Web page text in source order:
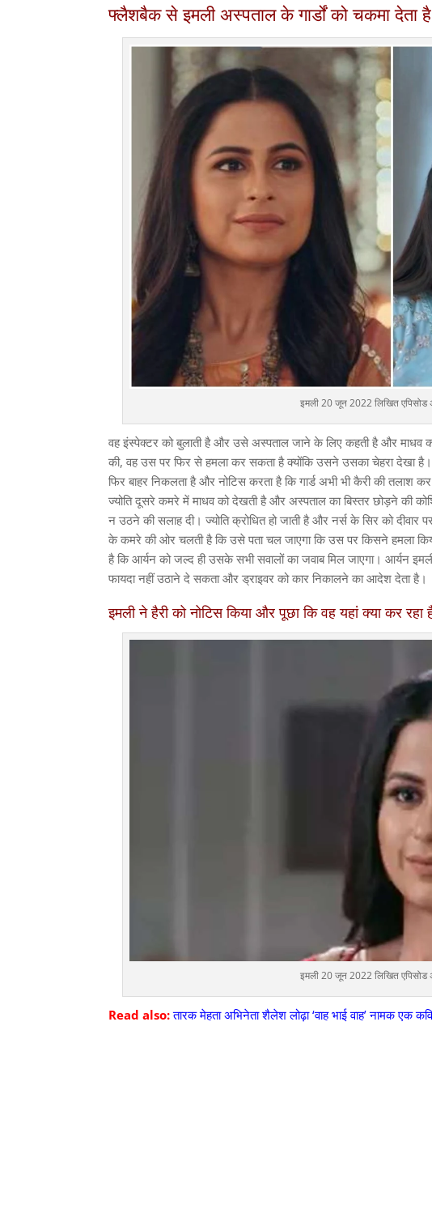
फ्लैशबैक से इमली अस्पताल के गार्डों को चकमा देता
इमली 20 जून 2022 लिखित एपिसोड
वह इंस्पेक्टर को बुलाती है और उसे अस्पताल जाने के लिए कहती है और माधव
की, वह उस पर फिर से हमला कर सकता है क्योंकि उसने उसका चेहरा देखा
फिर बाहर निकलता है और नोटिस करता है कि गार्ड अभी भी कैरी की
ज्योति दूसरे कमरे में माधव को देखती है और अस्पताल का बिस्तर छोड़ने की
न उठने की सलाह दी। ज्योति क्रोधित हो जाती है और नर्स के सिर को
के कमरे की ओर चलती है कि उसे पता चल जाएगा कि उस पर किसने हमला
है कि आर्यन को जल्द ही उसके सभी सवालों का जवाब मिल जाएगा। आर्यन
फायदा नहीं उठाने दे सकता और ड्राइवर को कार निकालने का आदेश देता है।
इमली ने हैरी को नोटिस किया और पूछा कि वह यहां क्या कर रहा
इमली 20 जून 2022 लिखित एपिसोड
Read also: तारक मेहता अभिनेता शैलेश लोढ़ा ‘वाह भाई वाह’ नामक एक